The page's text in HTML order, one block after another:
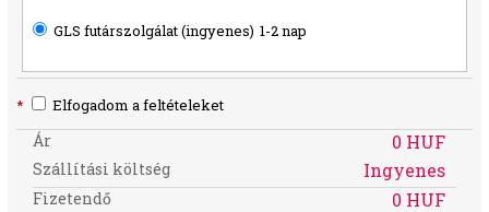
GLS futárszolgálat (ingyenes) 1-2 nap
* Elfogadom a feltételeket
Ár 0 HUF
Szállítási költség Ingyenes
Fizetendő 0 HUF